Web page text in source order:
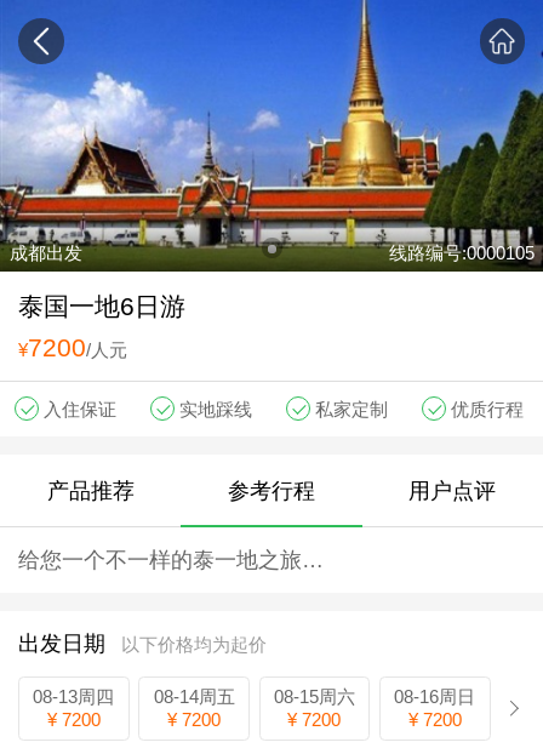
成都出发 线路编号:0000105
泰国一地6日游
¥7200/人元
入住保证 实地踩线 私家定制 优质行程
产品推荐 参考行程 用户点评
给您一个不一样的泰一地之旅…
出发日期 以下价格均为起价
08-13周四
¥ 7200
08-14周五
¥ 7200
08-15周六
¥ 7200
08-16周日
¥ 7200